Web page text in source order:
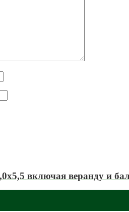
включая веранду и